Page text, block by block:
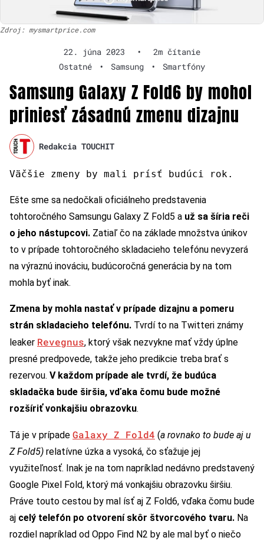
Zdroj: mysmartprice.com
22. júna 2023 •
2m čítanie
Ostatné
• Samsung • Smartfóny
Samsung Galaxy Z Fold6 by mohol
priniesť zásadnú zmenu dizajnu
Redakcia TOUCHIT
Väčšie zmeny by mali prísť budúci rok.
Ešte sme sa nedočkali oficiálneho predstavenia
tohtoročného Samsungu Galaxy Z Fold5 a už sa šíria reči
o jeho nástupcovi. Zatiaľ čo na základe množstva únikov
to v prípade tohtoročného skladacieho telefónu nevyzerá
na výraznú inováciu, budúcoročná generácia by na tom
mohla byť inak.
Zmena by mohla nastať v prípade dizajnu a pomeru
strán skladacieho telefónu. Tvrdí to na Twitteri známy
leaker Revegnus, ktorý však nezvykne mať vždy úplne
presné predpovede, takže jeho predikcie treba brať s
rezervou. V každom prípade ale tvrdí, že budúca
skladačka bude širšia, vďaka čomu bude možné
rozšíriť vonkajšiu obrazovku.
Tá je v prípade Galaxy Z Fold4 (a rovnako to bude aj u
Z Fold5) relatívne úzka a vysoká, čo sťažuje jej
využiteľnosť. Inak je na tom napríklad nedávno predstavený
Google Pixel Fold, ktorý má vonkajšiu obrazovku širšiu.
Práve touto cestou by mal ísť aj Z Fold6, vďaka čomu bude
aj celý telefón po otvorení skôr štvorcového tvaru. Na
rozdiel napríklad od Oppo Find N2 by ale mal byť o niečo